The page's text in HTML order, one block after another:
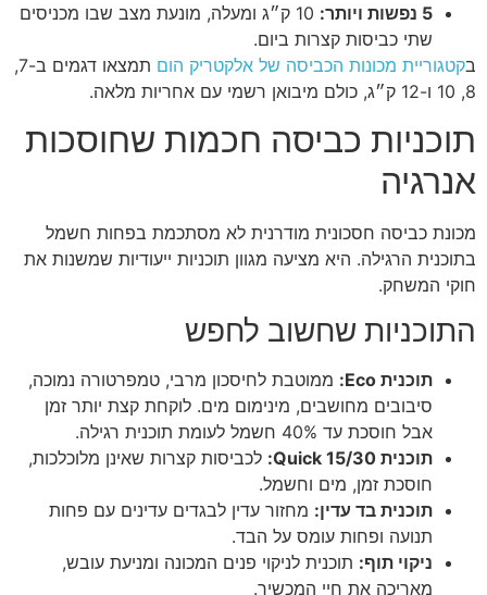
5 נפשות ויותר:
10 ק״ג ומעלה, מונעת מצב שבו מכניסים
שתי כביסות קצרות ביום.
בקטגוריית מכונות הכביסה של אלקטריק הום
תמצאו דגמים ב-7,
8, 10 ו-12 ק״ג, כולם מיבואן רשמי עם אחריות מלאה.
תוכניות כביסה חכמות שחוסכות
אנרגיה
מכונת כביסה חסכונית מודרנית לא מסתכמת בפחות חשמל
בתוכנית הרגילה. היא מציעה מגוון תוכניות ייעודיות שמשנות את
חוקי המשחק.
התוכניות שחשוב לחפש
תוכנית Eco:
ממוטבת לחיסכון מרבי, טמפרטורה נמוכה,
סיבובים מחושבים, מינימום מים. לוקחת קצת יותר זמן
אבל חוסכת עד 40% חשמל לעומת תוכנית רגילה.
תוכנית Quick 15/30:
לכביסות קצרות שאינן מלוכלכות,
חוסכת זמן, מים וחשמל.
תוכנית בד עדין: מחזור עדין לבגדים עדינים עם פחות
תנועה ופחות עומס על הבד.
ניקוי תוף: תוכנית לניקוי פנים המכונה ומניעת עובש,
מאריכה את חיי המכשיר.